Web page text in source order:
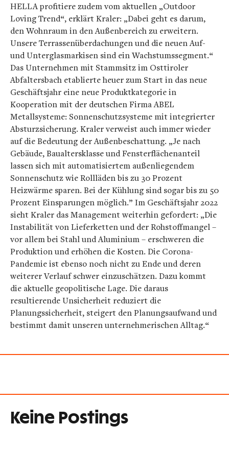
HELLA profitiere zudem vom aktuellen „Outdoor
Loving Trend“, erklärt Kraler: „Dabei geht es darum,
den Wohnraum in den Außenbereich zu erweitern.
Unsere Terrassenüberdachungen und die neuen Auf-
und Unterglasmarkisen sind ein Wachstumssegment.“
Das Unternehmen mit Stammsitz im Osttiroler
Abfaltersbach etablierte heuer zum Start in das neue
Geschäftsjahr eine neue Produktkategorie in
Kooperation mit der deutschen Firma ABEL
Metallsysteme: Sonnenschutzsysteme mit integrierter
Absturzsicherung. Kraler verweist auch immer wieder
auf die Bedeutung der Außenbeschattung. „Je nach
Gebäude, Baualtersklasse und Fensterflächenanteil
lassen sich mit automatisiertem außenliegendem
Sonnenschutz wie Rollläden bis zu 30 Prozent
Heizwärme sparen. Bei der Kühlung sind sogar bis zu 50
Prozent Einsparungen möglich.” Im Geschäftsjahr 2022
sieht Kraler das Management weiterhin gefordert: „Die
Instabilität von Lieferketten und der Rohstoffmangel –
vor allem bei Stahl und Aluminium – erschweren die
Produktion und erhöhen die Kosten. Die Corona-
Pandemie ist ebenso noch nicht zu Ende und deren
weiterer Verlauf schwer einzuschätzen. Dazu kommt
die aktuelle geopolitische Lage. Die daraus
resultierende Unsicherheit reduziert die
Planungssicherheit, steigert den Planungsaufwand und
bestimmt damit unseren unternehmerischen Alltag.“
Keine Postings